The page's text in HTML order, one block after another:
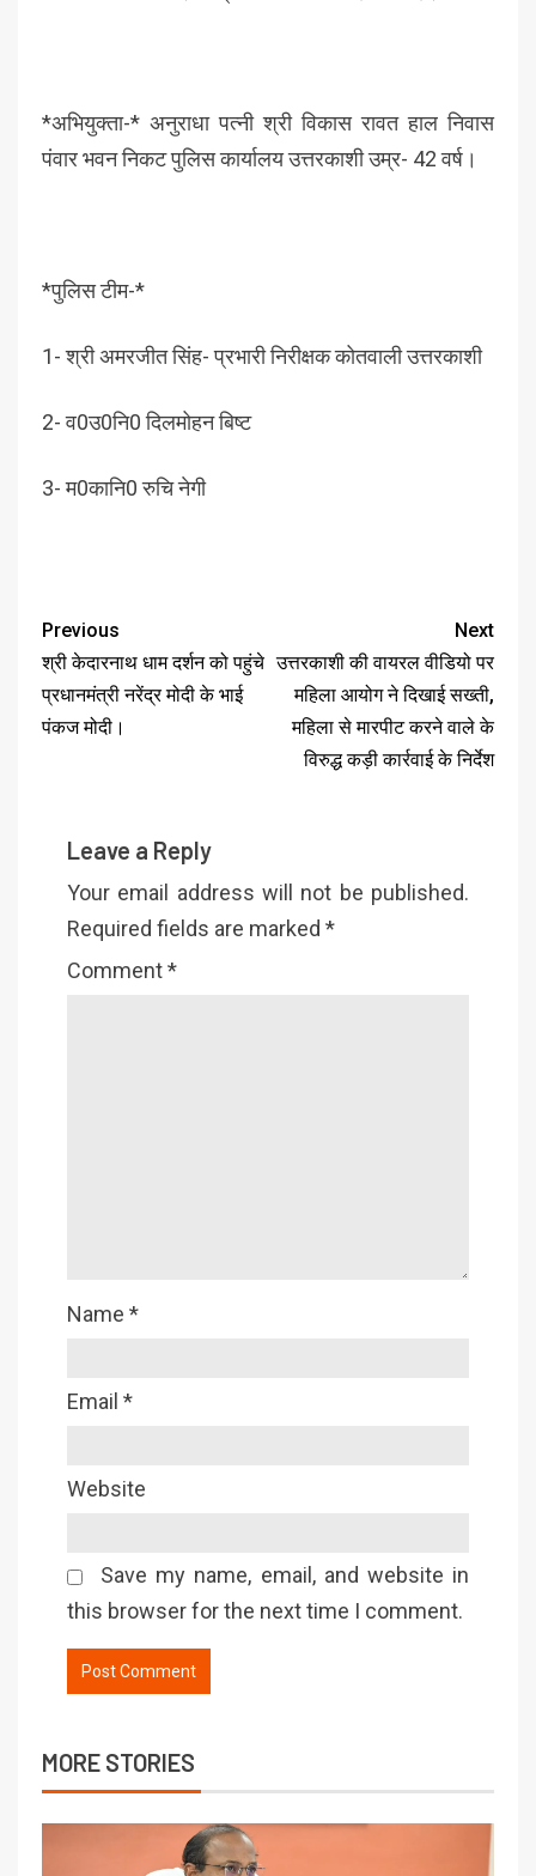
*अभियुक्ता-* अनुराधा पत्नी श्री विकास रावत हाल निवास
पंवार भवन निकट पुलिस कार्यालय उत्तरकाशी उम्र- 42 वर्ष।
*पुलिस टीम-*
1- श्री अमरजीत सिंह- प्रभारी निरीक्षक कोतवाली उत्तरकाशी
2- व0उ0नि0 दिलमोहन बिष्ट
3- म0कानि0 रुचि नेगी
Previous
श्री केदारनाथ धाम दर्शन को पहुंचे
प्रधानमंत्री नरेंद्र मोदी के भाई
पंकज मोदी।
Next
उत्तरकाशी की वायरल वीडियो पर
महिला आयोग ने दिखाई सख्ती,
महिला से मारपीट करने वाले के
विरुद्ध कड़ी कार्रवाई के निर्देश
Leave a Reply
Your email address will not be published.
Required fields are marked *
Comment*
Name *
Email *
Website
Save my name, email, and website in
this browser for the next time I comment.
MORE STORIES